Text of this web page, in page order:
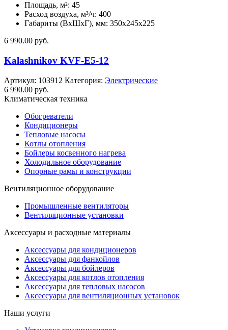
Площадь, м²: 45
Расход воздуха, м³/ч: 400
Габариты (ВхШхГ), мм: 350x245x225
6 990.00 руб.
Kalashnikov KVF-E5-12
Артикул: 103912 Категория: Электрические
6 990.00 руб.
Климатическая техника
Обогреватели
Кондиционеры
Тепловые насосы
Котлы отопления
Бойлеры косвенного нагрева
Холодильное оборудование
Опорные рамы и конструкции
Вентиляционное оборудование
Промышленные вентиляторы
Вентиляционные установки
Аксессуары и расходные материалы
Аксессуары для кондиционеров
Аксессуары для фанкойлов
Аксессуары для бойлеров
Аксессуары для котлов отопления
Аксессуары для тепловых насосов
Аксессуары для вентиляционных установок
Наши услуги